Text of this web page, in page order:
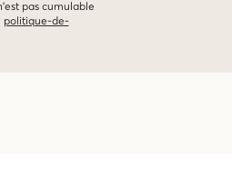
pas cumulable
politique-de-